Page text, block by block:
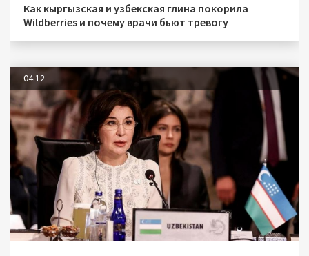
Как кыргызская и узбекская глина покорила
Wildberries и почему врачи бьют тревогу
04.12